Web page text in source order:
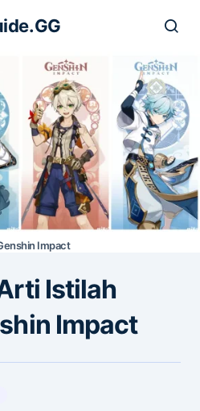
Impact
Istilah
Impact